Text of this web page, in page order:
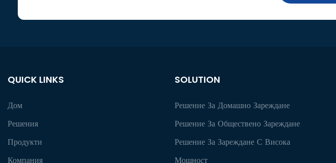
QUICK LINKS
Дом
Решения
Продукти
Компания
SOLUTION
Решение За Домашно Зареждане
Решение За Обществено Зареждане
Решение За Зареждане С Висока
Мощност